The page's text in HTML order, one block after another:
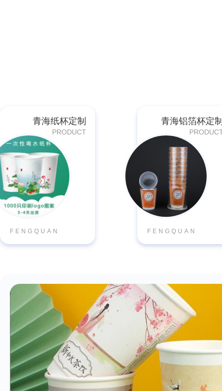
品
·
您
品
管
青海纸杯定制
PRODUCT
FENGQUAN
青海铝箔杯定
FENGQUAN